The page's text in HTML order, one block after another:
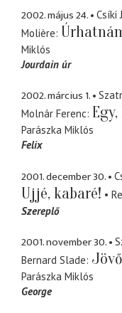
2002. május 24.
Csíki
Molière
Miklós
Jourdain úr
2002. március 1.
Molnár Ferenc
Parászka Miklós
Felix
2001. december 30.
Ujjé, kabaré!
Szereplő
2001. november 30.
Bernard Slade
Parászka Miklós
George